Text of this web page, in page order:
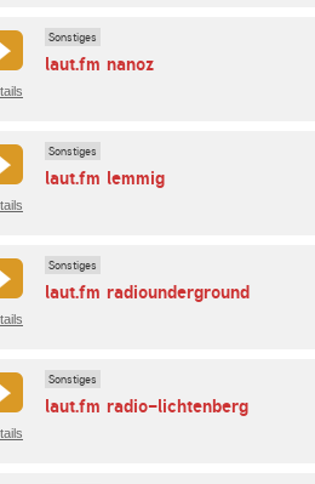
Sonstiges
laut.fm nanoz
Sonstiges
laut.fm lemmig
Sonstiges
laut.fm radiounderground
Sonstiges
laut.fm radio-lichtenberg